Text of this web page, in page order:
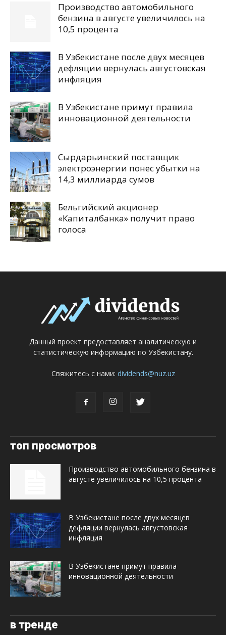
Производство автомобильного
бензина в августе увеличилось на
10,5 процента
В Узбекистане после двух месяцев
дефляции вернулась августовская
инфляция
В Узбекистане примут правила
инновационной деятельности
Сырдарьинский поставщик
электроэнергии понес убытки на
14,3 миллиарда сумов
Бельгийский акционер
«Капиталбанка» получит право
голоса
Данный проект предоставляет аналитическую и
статистическую информацию по Узбекистану.
Свяжитесь с нами: dividends@nuz.uz
топ просмотров
Производство автомобильного бензина в
августе увеличилось на 10,5 процента
В Узбекистане после двух месяцев
дефляции вернулась августовская
инфляция
В Узбекистане примут правила
инновационной деятельности
в тренде